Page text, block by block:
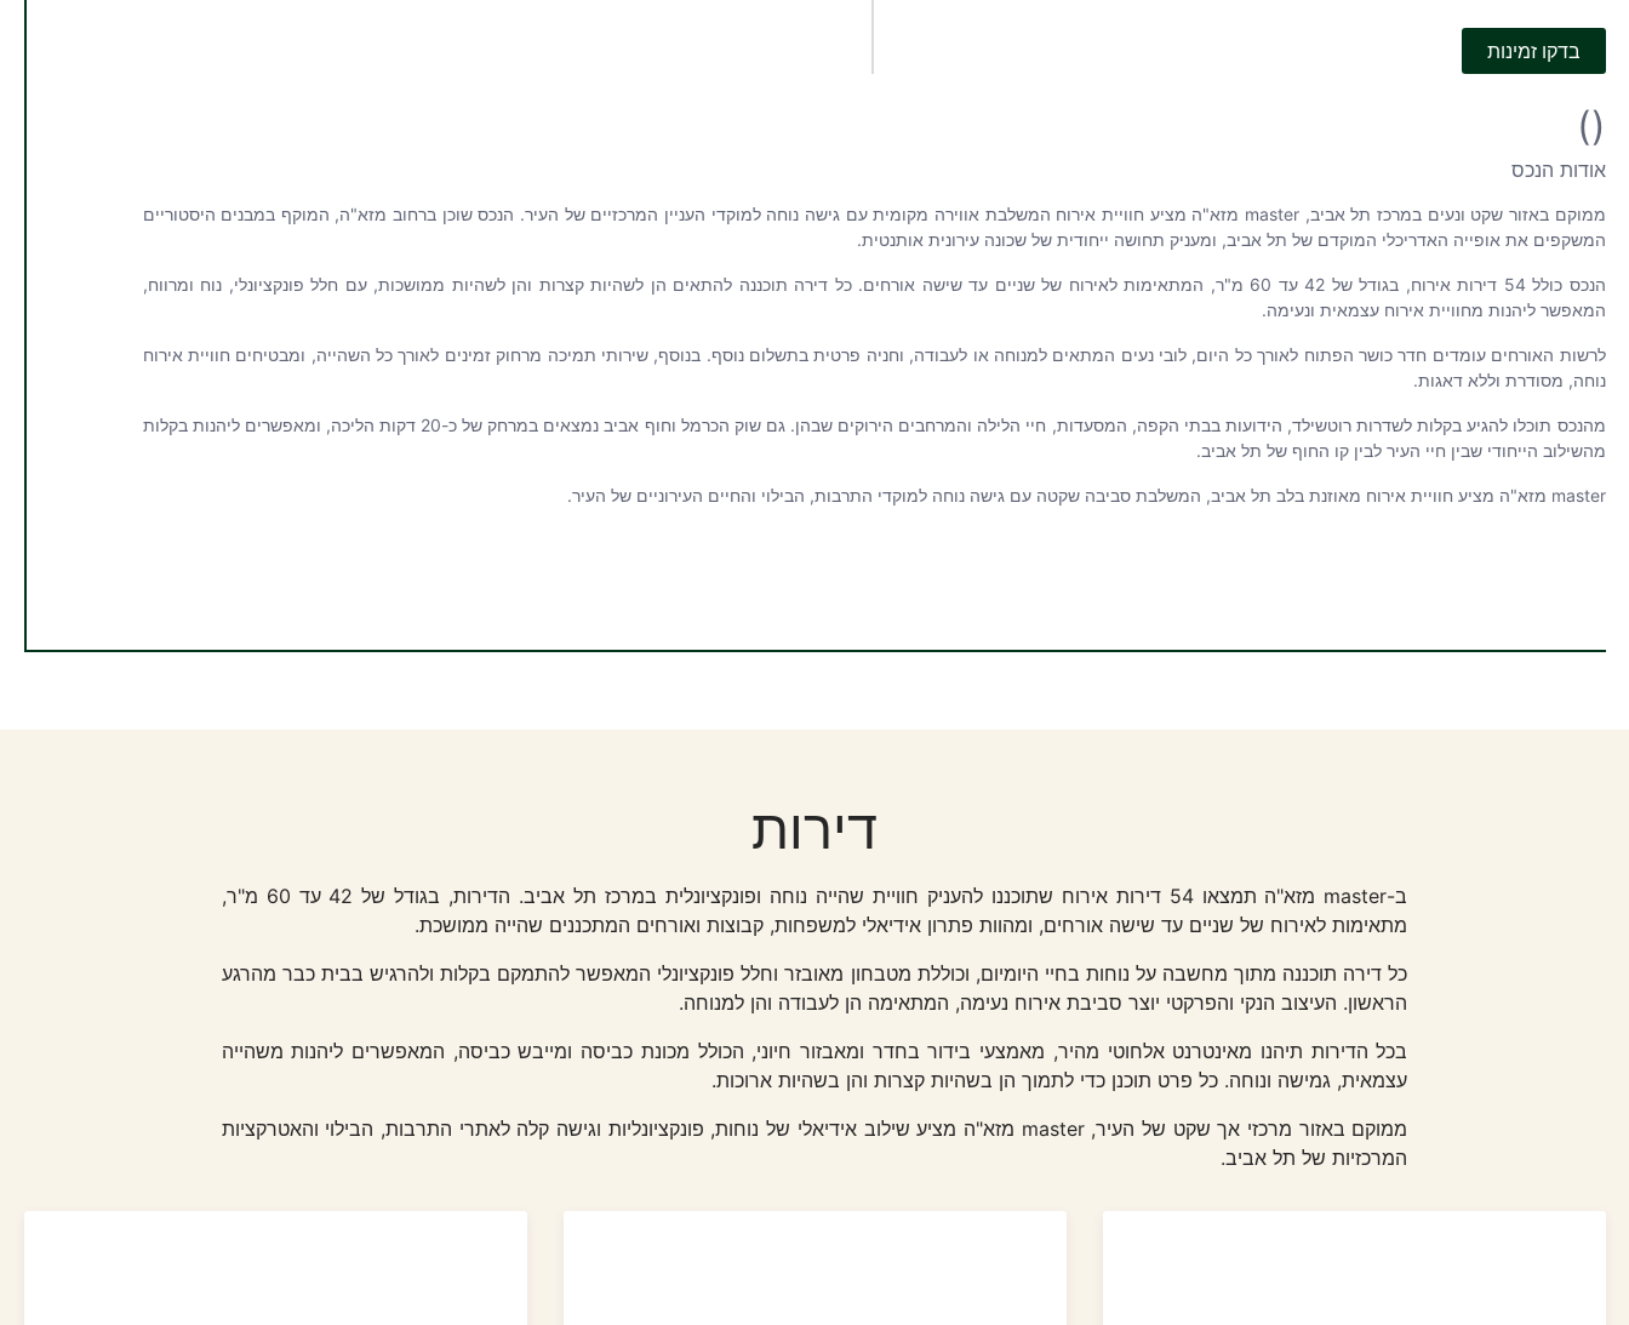
בדקו זמינות
()
אודות הנכס
ממוקם באזור שקט ונעים במרכז תל אביב, master מזא"ה מציע חוויית אירוח המשלבת אווירה מקומית עם גישה נוחה למוקדי העניין המרכזיים של העיר. הנכס שוכן ברחוב מזא"ה, המוקף במבנים היסטוריים
המשקפים את אופייה האדריכלי המוקדם של תל אביב, ומעניק תחושה ייחודית של שכונה עירונית אותנטית.
הנכס כולל 54 דירות אירוח, בגודל של 42 עד 60 מ"ר, המתאימות לאירוח של שניים עד שישה אורחים. כל דירה תוכננה להתאים הן לשהיות קצרות והן לשהיות ממושכות, עם חלל פונקציונלי, נוח ומרווח,
המאפשר ליהנות מחוויית אירוח עצמאית ונעימה.
לרשות האורחים עומדים חדר כושר הפתוח לאורך כל היום, לובי נעים המתאים למנוחה או לעבודה, וחניה פרטית בתשלום נוסף. בנוסף, שירותי תמיכה מרחוק זמינים לאורך כל השהייה, ומבטיחים חוויית אירוח
נוחה, מסודרת וללא דאגות.
מהנכס תוכלו להגיע בקלות לשדרות רוטשילד, הידועות בבתי הקפה, המסעדות, חיי הלילה והמרחבים הירוקים שבהן. גם שוק הכרמל וחוף אביב נמצאים במרחק של כ-20 דקות הליכה, ומאפשרים ליהנות בקלות
מהשילוב הייחודי שבין חיי העיר לבין קו החוף של תל אביב.
master מזא"ה מציע חוויית אירוח מאוזנת בלב תל אביב, המשלבת סביבה שקטה עם גישה נוחה למוקדי התרבות, הבילוי והחיים העירוניים של העיר.
דירות
ב-master מזא"ה תמצאו 54 דירות אירוח שתוכננו להעניק חוויית שהייה נוחה ופונקציונלית במרכז תל אביב. הדירות, בגודל של 42 עד 60 מ"ר,
מתאימות לאירוח של שניים עד שישה אורחים, ומהוות פתרון אידיאלי למשפחות, קבוצות ואורחים המתכננים שהייה ממושכת.
כל דירה תוכננה מתוך מחשבה על נוחות בחיי היומיום, וכוללת מטבחון מאובזר וחלל פונקציונלי המאפשר להתמקם בקלות ולהרגיש בבית כבר מהרגע
הראשון. העיצוב הנקי והפרקטי יוצר סביבת אירוח נעימה, המתאימה הן לעבודה והן למנוחה.
בכל הדירות תיהנו מאינטרנט אלחוטי מהיר, מאמצעי בידור בחדר ומאבזור חיוני, הכולל מכונת כביסה ומייבש כביסה, המאפשרים ליהנות משהייה
עצמאית, גמישה ונוחה. כל פרט תוכנן כדי לתמוך הן בשהיות קצרות והן בשהיות ארוכות.
ממוקם באזור מרכזי אך שקט של העיר, master מזא"ה מציע שילוב אידיאלי של נוחות, פונקציונליות וגישה קלה לאתרי התרבות, הבילוי והאטרקציות
המרכזיות של תל אביב.